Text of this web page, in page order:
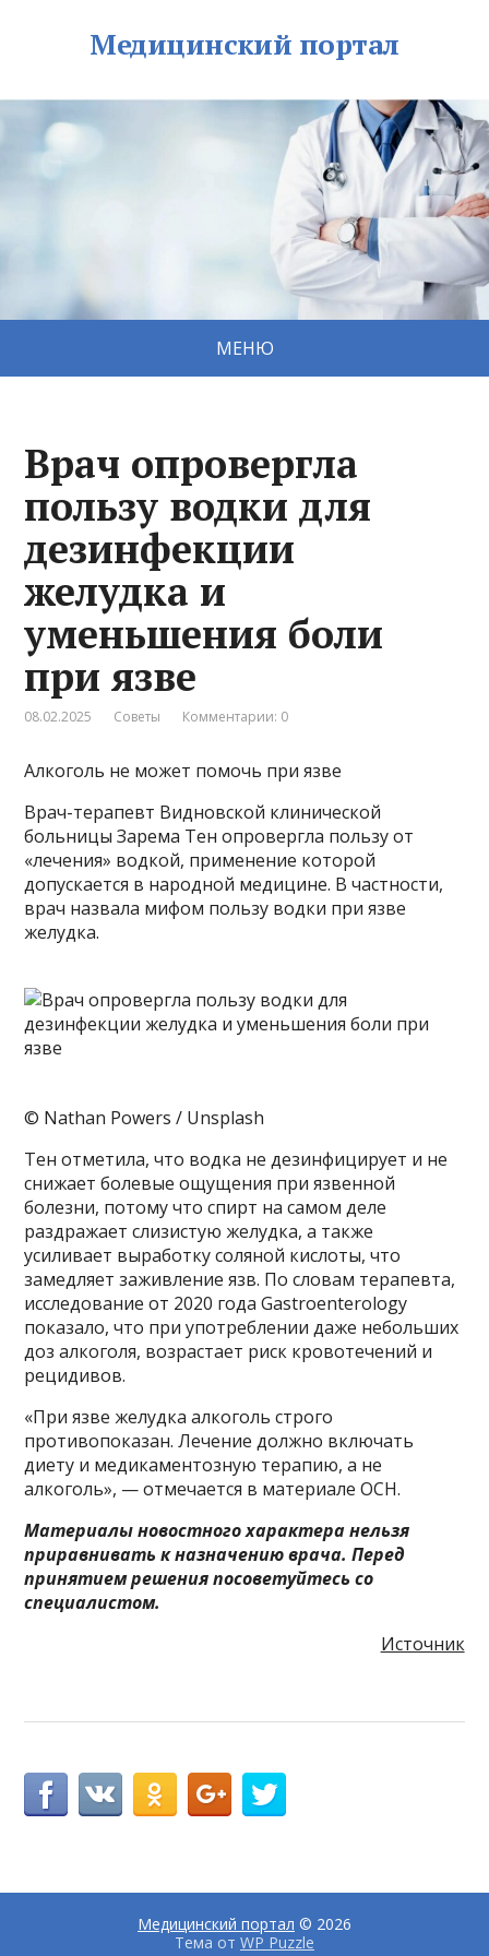
Медицинский портал
МЕНЮ
Врач опровергла
пользу водки для
дезинфекции
желудка и
уменьшения боли
при язве
08.02.2025 Советы Комментарии: 0
Алкоголь не может помочь при язве
Врач-терапевт Видновской клинической
больницы Зарема Тен опровергла пользу от
«лечения» водкой, применение которой
допускается в народной медицине. В частности,
врач назвала мифом пользу водки при язве
желудка.
© Nathan Powers / Unsplash
Тен отметила, что водка не дезинфицирует и не
снижает болевые ощущения при язвенной
болезни, потому что спирт на самом деле
раздражает слизистую желудка, а также
усиливает выработку соляной кислоты, что
замедляет заживление язв. По словам терапевта,
исследование от 2020 года Gastroenterology
показало, что при употреблении даже небольших
доз алкоголя, возрастает риск кровотечений и
рецидивов.
«При язве желудка алкоголь строго
противопоказан. Лечение должно включать
диету и медикаментозную терапию, а не
алкоголь», — отмечается в материале ОСН.
Материалы новостного характера нельзя
приравнивать к назначению врача. Перед
принятием решения посоветуйтесь со
специалистом.
Источник
Медицинский портал © 2026
Тема от WP Puzzle